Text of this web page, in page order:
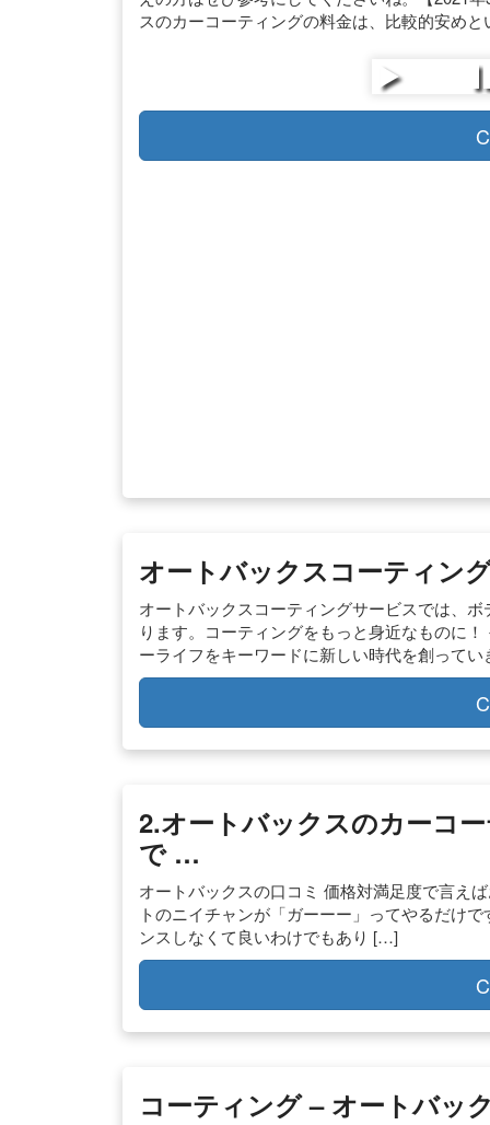
スのカーコーティングの料金は、比較的安めと
オートバックスコーティン
オートバックスコーティングサービスでは、
ります。コーティングをもっと身近なものに
ーライフをキーワードに新しい時代を創って
2.オートバックスのカーコ
で …
オートバックスの口コミ 価格対満足度で言え
トのニイチャンが「ガーーー」ってやるだけ
ンスしなくて良いわけでもあり […]
コーティング – オートバッ